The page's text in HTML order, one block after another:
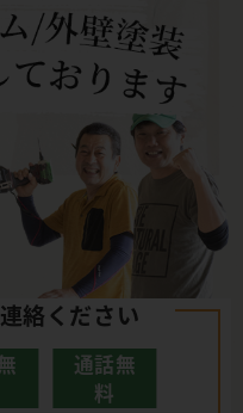
絡ください
通話無
料